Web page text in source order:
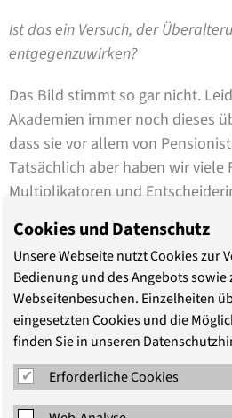
Ist das ein Versuch, der
entgegenzuwirken?
Das Bild stimmt so gar nicht.
Akademien immer noch dieses
dass sie vor allem von
Tatsächlich aber haben wir viele
Multiplikatoren und
sehen uns auch nicht mehr als
Veranstaltungsbetrieb, sondern
unsere Themen durch andere
zu setzen, wie Podcasts und
Dann werden Sie Ihre
verstärkt auf neue Formate setzen?
Cookies und Datenschutz
Unsere Webseite nutzt Cookies zur
Bedienung und des Angebots
Webseitenbesuchen. Einzelheiten
eingesetzten Cookies und die
finden Sie in unseren
Erforderliche Cookies